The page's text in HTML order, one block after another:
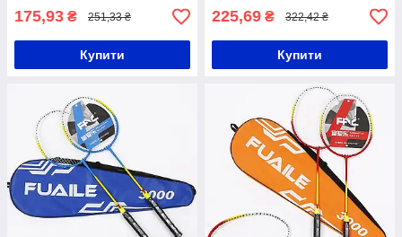
175,93 ₴ 251,33 ₴
Купити
225,69 ₴ 322,42 ₴
Купити